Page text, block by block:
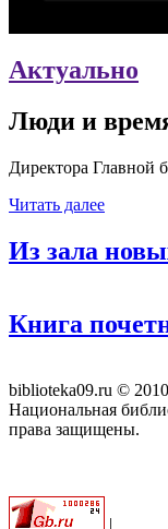
Актуально
Люди и
Директора Главной
Читать далее
Из зала
Книга
biblioteka09.ru ©
Национальная
права защищены.
|